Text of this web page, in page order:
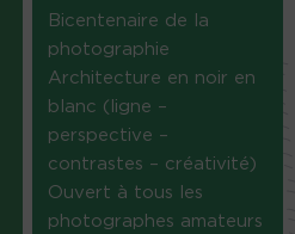
Bicentenaire de la
photographie
Architecture en noir en
blanc (ligne –
perspective –
contrastes – créativité)
Ouvert à tous les
photographes amateurs